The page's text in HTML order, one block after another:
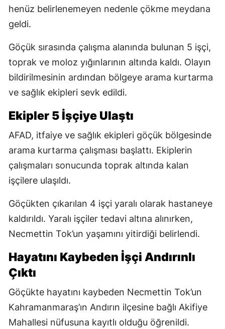
henüz belirlenemeyen nedenle çökme meydana
geldi.
Göçük sırasında çalışma alanında bulunan 5 işçi,
toprak ve moloz yığınlarının altında kaldı. Olayın
bildirilmesinin ardından bölgeye arama kurtarma
ve sağlık ekipleri sevk edildi.
Ekipler 5 İşçiye Ulaştı
AFAD, itfaiye ve sağlık ekipleri göçük bölgesinde
arama kurtarma çalışması başlattı. Ekiplerin
çalışmaları sonucunda toprak altında kalan
işçilere ulaşıldı.
Göçükten çıkarılan 4 işçi yaralı olarak hastaneye
kaldırıldı. Yaralı işçiler tedavi altına alınırken,
Necmettin Tok’un yaşamını yitirdiği belirlendi.
Hayatını Kaybeden İşçi Andırınlı
Çıktı
Göçükte hayatını kaybeden Necmettin Tok’un
Kahramanmaraş’ın Andırın ilçesine bağlı Akifiye
Mahallesi nüfusuna kayıtlı olduğu öğrenildi.